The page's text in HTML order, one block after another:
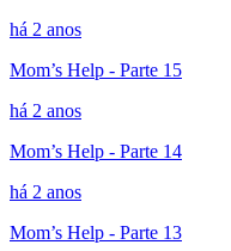
há 2 anos
Mom’s Help - Parte 15
há 2 anos
Mom’s Help - Parte 14
há 2 anos
Mom’s Help - Parte 13